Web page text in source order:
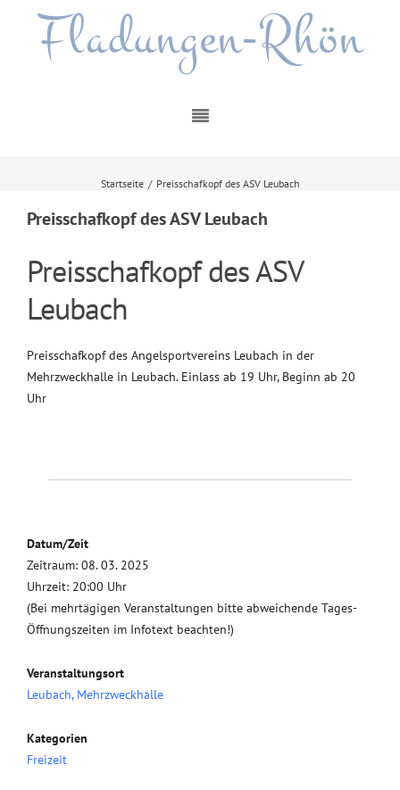
Fladungen-Rhön
Startseite / Preisschafkopf des ASV Leubach
Preisschafkopf des ASV Leubach
Preisschafkopf des ASV
Leubach
Preisschafkopf des Angelsportvereins Leubach in der
Mehrzweckhalle in Leubach. Einlass ab 19 Uhr, Beginn ab 20
Uhr
Datum/Zeit
Zeitraum: 08. 03. 2025
Uhrzeit: 20:00 Uhr
(Bei mehrtägigen Veranstaltungen bitte abweichende Tages-
Öffnungszeiten im Infotext beachten!)
Veranstaltungsort
Leubach, Mehrzweckhalle
Kategorien
Freizeit